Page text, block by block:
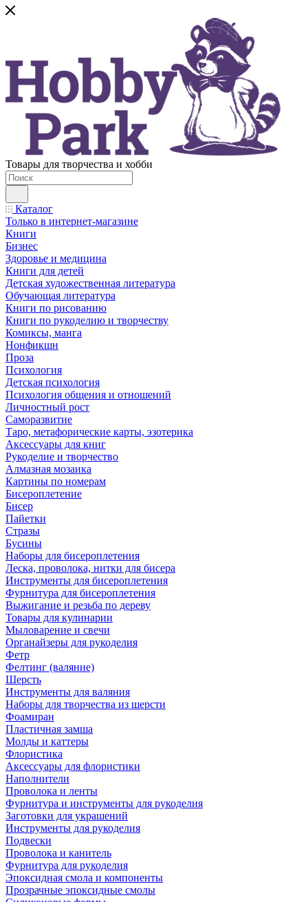
Товары для творчества и хобби
Каталог
Только в интернет-магазине
Книги
Бизнес
Здоровье и медицина
Книги для детей
Детская художественная литература
Обучающая литература
Книги по рисованию
Книги по рукоделию и творчеству
Комиксы, манга
Нонфикшн
Проза
Психология
Детская психология
Психология общения и отношений
Личностный рост
Саморазвитие
Таро, метафорические карты, эзотерика
Аксессуары для книг
Рукоделие и творчество
Алмазная мозаика
Картины по номерам
Бисероплетение
Бисер
Пайетки
Стразы
Бусины
Наборы для бисероплетения
Леска, проволока, нитки для бисера
Инструменты для бисероплетения
Фурнитура для бисероплетения
Выжигание и резьба по дереву
Товары для кулинарии
Мыловарение и свечи
Органайзеры для рукоделия
Фетр
Фелтинг (валяние)
Шерсть
Инструменты для валяния
Наборы для творчества из шерсти
Фоамиран
Пластичная замша
Молды и каттеры
Флористика
Аксессуары для флористики
Наполнители
Проволока и ленты
Фурнитура и инструменты для рукоделия
Заготовки для украшений
Инструменты для рукоделия
Подвески
Проволока и канитель
Фурнитура для рукоделия
Эпоксидная смола и компоненты
Прозрачные эпоксидные смолы